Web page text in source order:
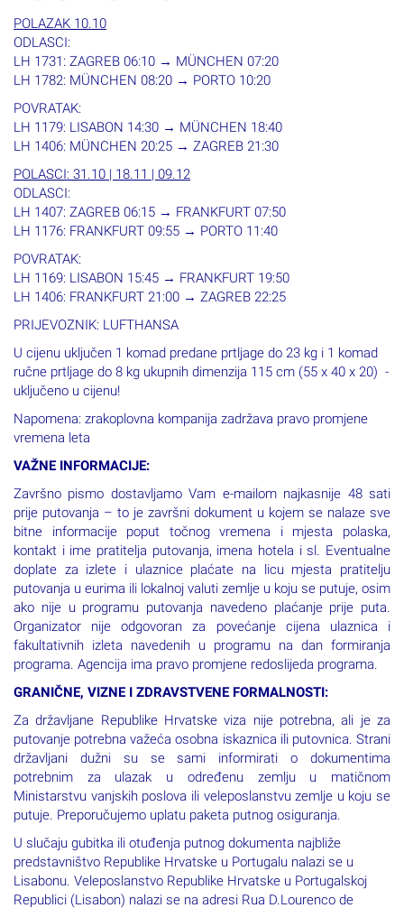
POLAZAK 10.10
ODLASCI:
LH 1731: ZAGREB 06:10 → MÜNCHEN 07:20
LH 1782: MÜNCHEN 08:20 → PORTO 10:20
POVRATAK:
LH 1179: LISABON 14:30 → MÜNCHEN 18:40
LH 1406: MÜNCHEN 20:25 → ZAGREB 21:30
POLASCI: 31.10 | 18.11 | 09.12
ODLASCI:
LH 1407: ZAGREB 06:15 → FRANKFURT 07:50
LH 1176: FRANKFURT 09:55 → PORTO 11:40
POVRATAK:
LH 1169: LISABON 15:45 → FRANKFURT 19:50
LH 1406: FRANKFURT 21:00 → ZAGREB 22:25
PRIJEVOZNIK: LUFTHANSA
U cijenu uključen 1 komad predane prtljage do 23 kg i 1 komad
ručne prtljage do 8 kg ukupnih dimenzija 115 cm (55 x 40 x 20) -
uključeno u cijenu!
Napomena: zrakoplovna kompanija zadržava pravo promjene
vremena leta
VAŽNE INFORMACIJE:
Završno pismo dostavljamo Vam e-mailom najkasnije 48 sati
prije putovanja – to je završni dokument u kojem se nalaze sve
bitne informacije poput točnog vremena i mjesta polaska,
kontakt i ime pratitelja putovanja, imena hotela i sl. Eventualne
doplate za izlete i ulaznice plaćate na licu mjesta pratitelju
putovanja u eurima ili lokalnoj valuti zemlje u koju se putuje, osim
ako nije u programu putovanja navedeno plaćanje prije puta.
Organizator nije odgovoran za povećanje cijena ulaznica i
fakultativnih izleta navedenih u programu na dan formiranja
programa. Agencija ima pravo promjene redoslijeda programa.
GRANIČNE, VIZNE I ZDRAVSTVENE FORMALNOSTI:
Za državljane Republike Hrvatske viza nije potrebna, ali je za
putovanje potrebna važeća osobna iskaznica ili putovnica. Strani
državljani dužni su se sami informirati o dokumentima
potrebnim za ulazak u određenu zemlju u matičnom
Ministarstvu vanjskih poslova ili veleposlanstvu zemlje u koju se
putuje. Preporučujemo uplatu paketa putnog osiguranja.
U slučaju gubitka ili otuđenja putnog dokumenta najbliže
predstavništvo Republike Hrvatske u Portugalu nalazi se u
Lisabonu. Veleposlanstvo Republike Hrvatske u Portugalskoj
Republici (Lisabon) nalazi se na adresi Rua D.Lourenco de